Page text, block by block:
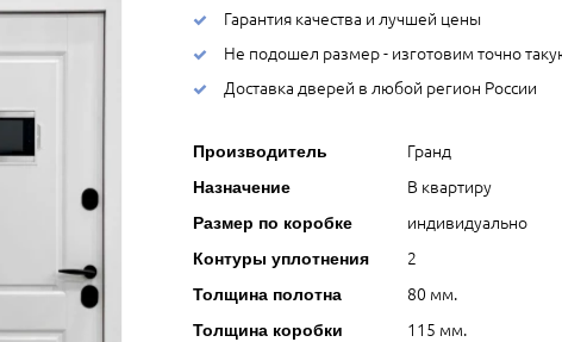
Гарантия качества и лучшей цены
Не подошел размер - изготовим точно
Доставка дверей в любой регион России
Производитель Гранд
Назначение В квартиру
Размер по коробке индивидуально
Контуры уплотнения 2
Толщина полотна 80 мм.
Толщина коробки 115 мм.